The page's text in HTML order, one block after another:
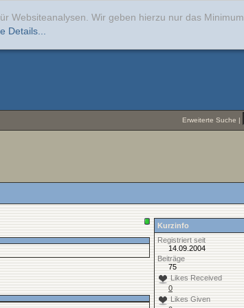
Websiteanalysen. Wir geben hierzu nur das Minimum
Details...
Erweiterte Suche |
Kurzinfo
Registriert seit
14.09.2004
Beiträge
75
Likes Received
0
Likes Given